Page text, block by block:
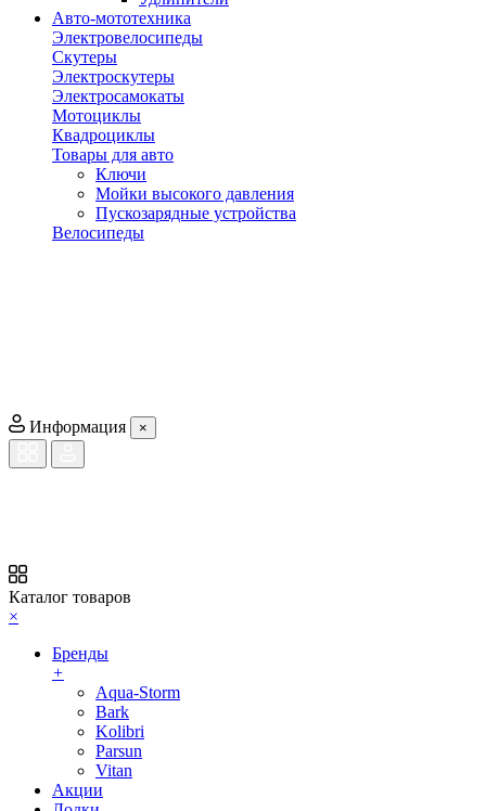
Авто-мототехника
Электровелосипеды
Скутеры
Электроскутеры
Электросамокаты
Мотоциклы
Квадроциклы
Товары для авто
Ключи
Мойки высокого давления
Пускозарядные устройства
Велосипеды
Информация ×
Каталог товаров
×
Бренды
+
Aqua-Storm
Bark
Kolibri
Parsun
Vitan
Акции